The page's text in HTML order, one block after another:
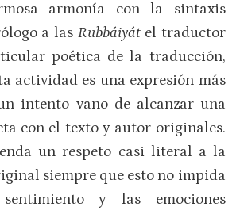
armonía con la sintaxis
a las Rubbáiyátel traductor
poética de la traducción,
actividad es una expresión más
intento vano de alcanzar una
con el texto y autor originales.
un respeto casi literal a la
siempre que esto no impida
y las emociones